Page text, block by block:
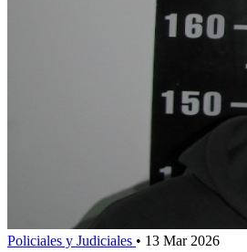
Policiales y Judiciales • 13 Mar 2026